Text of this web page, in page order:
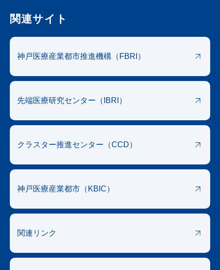
関連サイト
神戸医療産業都市推進機構（FBRI）
先端医療研究センター（IBRI）
クラスター推進センター（CCD）
神戸医療産業都市 （KBIC）
関連リンク